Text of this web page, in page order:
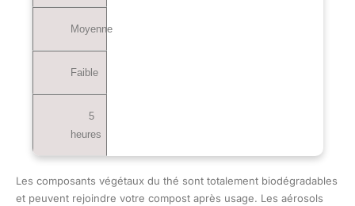
Moyenne
Faible
5
heures
Les composants végétaux du thé sont totalement biodégradables
et peuvent rejoindre votre compost après usage. Les aérosols